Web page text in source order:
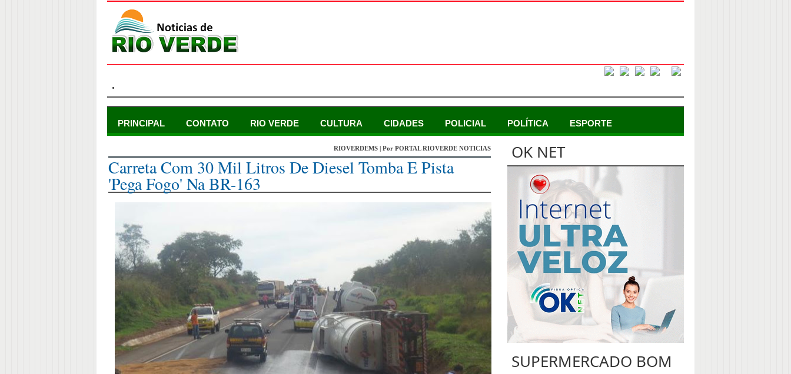
.
PRINCIPAL CONTATO RIO VERDE CULTURA CIDADES POLICIAL POLÍTICA ESPORTE
RIOVERDEMS | Por PORTAL RIOVERDE NOTICIAS
Carreta Com 30 Mil Litros De Diesel Tomba E Pista
'pega Fogo' Na BR-163
OK NET
SUPERMERCADO BOM